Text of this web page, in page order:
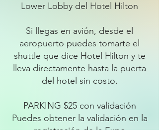
Lower Lobby del Hotel Hilton
Si llegas en avión, desde el
aeropuerto puedes tomarte el
shuttle que dice Hotel Hilton y te
lleva directamente hasta la puerta
del hotel sin costo.
PARKING $25 con validación
Puedes obtener la validación en la
registración de la Expo